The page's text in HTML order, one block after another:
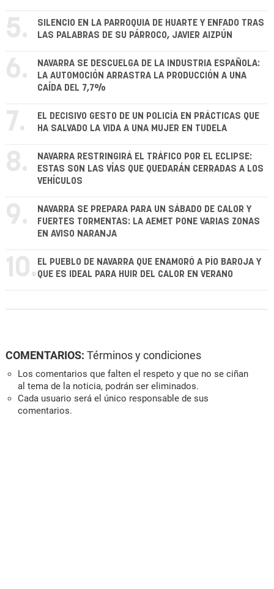
5.
SILENCIO EN LA PARROQUIA DE HUARTE Y ENFADO TRAS
LAS PALABRAS DE SU PÁRROCO, JAVIER AIZPÚN
6.
NAVARRA SE DESCUELGA DE LA INDUSTRIA ESPAÑOLA:
LA AUTOMOCIÓN ARRASTRA LA PRODUCCIÓN A UNA
CAÍDA DEL 7,7%
7.
EL DECISIVO GESTO DE UN POLICÍA EN PRÁCTICAS QUE
HA SALVADO LA VIDA A UNA MUJER EN TUDELA
8.
NAVARRA RESTRINGIRÁ EL TRÁFICO POR EL ECLIPSE:
ESTAS SON LAS VÍAS QUE QUEDARÁN CERRADAS A LOS
VEHÍCULOS
9.
NAVARRA SE PREPARA PARA UN SÁBADO DE CALOR Y
FUERTES TORMENTAS: LA AEMET PONE VARIAS ZONAS
EN AVISO NARANJA
10. EL PUEBLO DE NAVARRA QUE ENAMORÓ A PÍO BAROJA Y
QUE ES IDEAL PARA HUIR DEL CALOR EN VERANO
COMENTARIOS: Términos y condiciones
Los comentarios que falten el respeto y que no se ciñan
al tema de la noticia, podrán ser eliminados.
Cada usuario será el único responsable de sus
comentarios.